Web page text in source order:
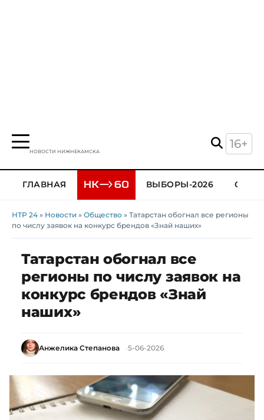
НОВОСТИ НИЖНЕКАМСКА
16+
ГЛАВНАЯ ВЫБОРЫ-2026
НТР 24 » Новости » Общество » Татарстан обогнал все регионы
по числу заявок на конкурс брендов «Знай наших»
Татарстан обогнал все
регионы по числу заявок на
конкурс брендов «Знай
наших»
Анжелика Степанова 5-06-2026